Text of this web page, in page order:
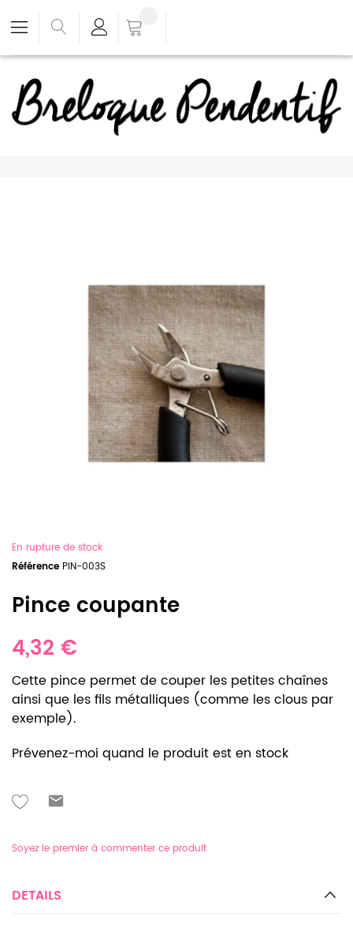
En rupture de stock
Référence PIN-003S
Pince coupante
4,32 €
Cette pince permet de couper les petites chaînes
ainsi que les fils métalliques (comme les clous par
exemple).
Prévenez-moi quand le produit est en stock
Soyez le premier à commenter ce produit
DETAILS